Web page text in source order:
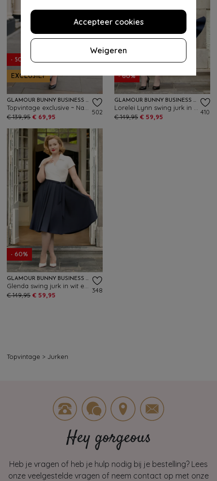
Accepteer cookies
Weigeren
- 50%
EXCLUSIEF
GLAMOUR BUNNY BUSINESS BABE
€ 139,95 € 69,95
502
- 60%
GLAMOUR BUNNY BUSINESS BABE
€ 149,95 € 59,95
410
- 60%
GLAMOUR BUNNY BUSINESS BABE
€ 149,95 € 59,95
348
Topvintage > Jurken
Hey gorgeous
Heb je vragen of heb je hulp nodig bij je bestelling? Lees
onze veelgestelde vragen of neem contact op met onze